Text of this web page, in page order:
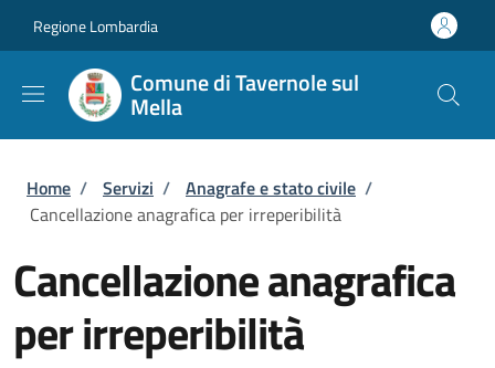
Regione Lombardia
Comune di Tavernole sul
Mella
Briciole di pane
Home / Servizi / Anagrafe e stato civile /
Cancellazione anagrafica per irreperibilità
Cancellazione anagrafica
per irreperibilità